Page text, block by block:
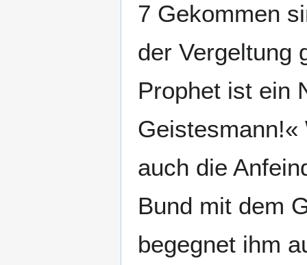
7 Gekommen
der Vergeltung
Prophet ist ein
auch die
Bund mit dem
begegnet ihm